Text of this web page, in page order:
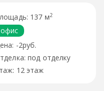
137 м2
офис
-2руб.
под отделку
12 этаж